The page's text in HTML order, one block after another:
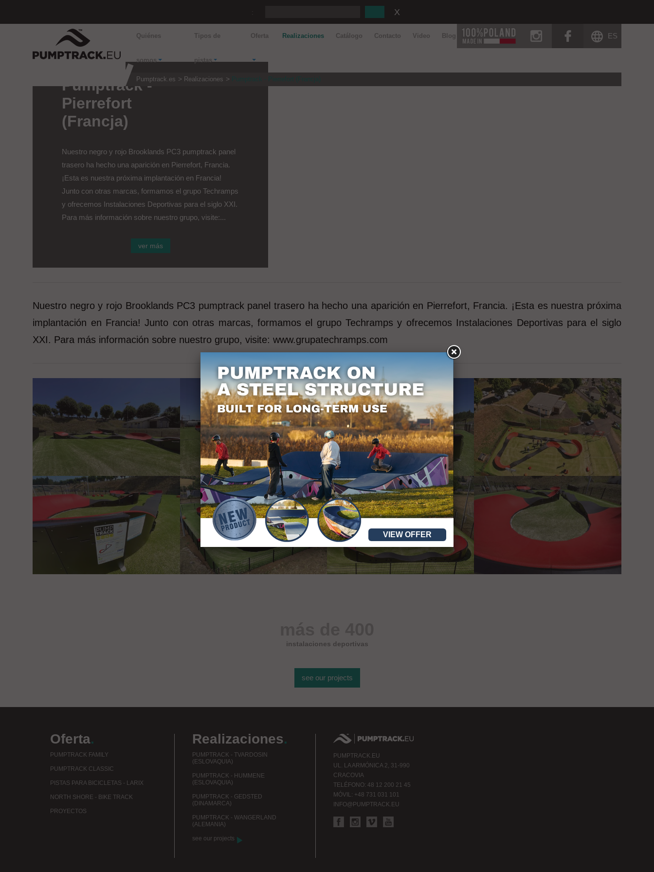
Quiénes
somos
Tipos de
pistas
Oferta Realizaciones Catálogo Contacto Video Blog
instagram
ES
Pumptrack.es Realizaciones Pumptrack - Pierrefort (Francja)
Pumptrack -
Pierrefort
(Francja)
Nuestro negro y rojo Brooklands PC3 pumptrack panel
trasero ha hecho una aparición en Pierrefort, Francia.
¡Esta es nuestra próxima implantación en Francia!
Junto con otras marcas, formamos el grupo Techramps
y ofrecemos Instalaciones Deportivas para el siglo XXI.
Para más información sobre nuestro grupo, visite:...
ver más
Nuestro negro y rojo Brooklands PC3 pumptrack panel trasero ha hecho una aparición en Pierrefort, Francia. ¡Esta es nuestra próxima
implantación en Francia! Junto con otras marcas, formamos el grupo Techramps y ofrecemos Instalaciones Deportivas para el siglo
XXI. Para más información sobre nuestro grupo, visite: www.grupatechramps.com
instalaciones deportivas
see our projects
Oferta.
PUMPTRACK FAMILY
PUMPTRACK CLASSIC
PISTAS PARA BICICLETAS - LARIX
NORTH SHORE - BIKE TRACK
PROYECTOS
Realizaciones.
PUMPTRACK - TVARDOSIN
(ESLOVAQUIA)
PUMPTRACK - HUMMENE
(ESLOVAQUIA)
PUMPTRACK - GEDSTED
(DINAMARCA)
PUMPTRACK - WANGERLAND
(ALEMANIA)
see our projects
PUMPTRACK.EU
UL. LA ARMÓNICA 2, 31-990
CRACOVIA
TELÉFONO: 48 12 200 21 45
MÓVIL: +48 731 031 101
INFO@PUMPTRACK.EU
VIEW OFFER